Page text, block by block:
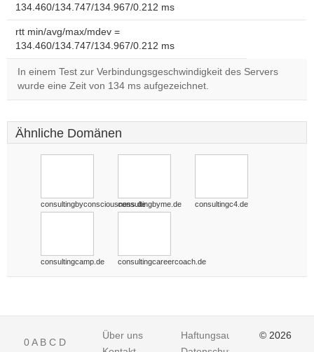
134.460/134.747/134.967/0.212 ms
rtt min/avg/max/mdev =
134.460/134.747/134.967/0.212 ms
In einem Test zur Verbindungsgeschwindigkeit des Servers
wurde eine Zeit von 134 ms aufgezeichnet.
Ähnliche Domänen
consultingbyconsciousness.deconsultingbyme.de consultingc4.de
consultingcamp.de consultingcareercoach.de
0A B C D
Über uns
Haftungsausschluss© 2026